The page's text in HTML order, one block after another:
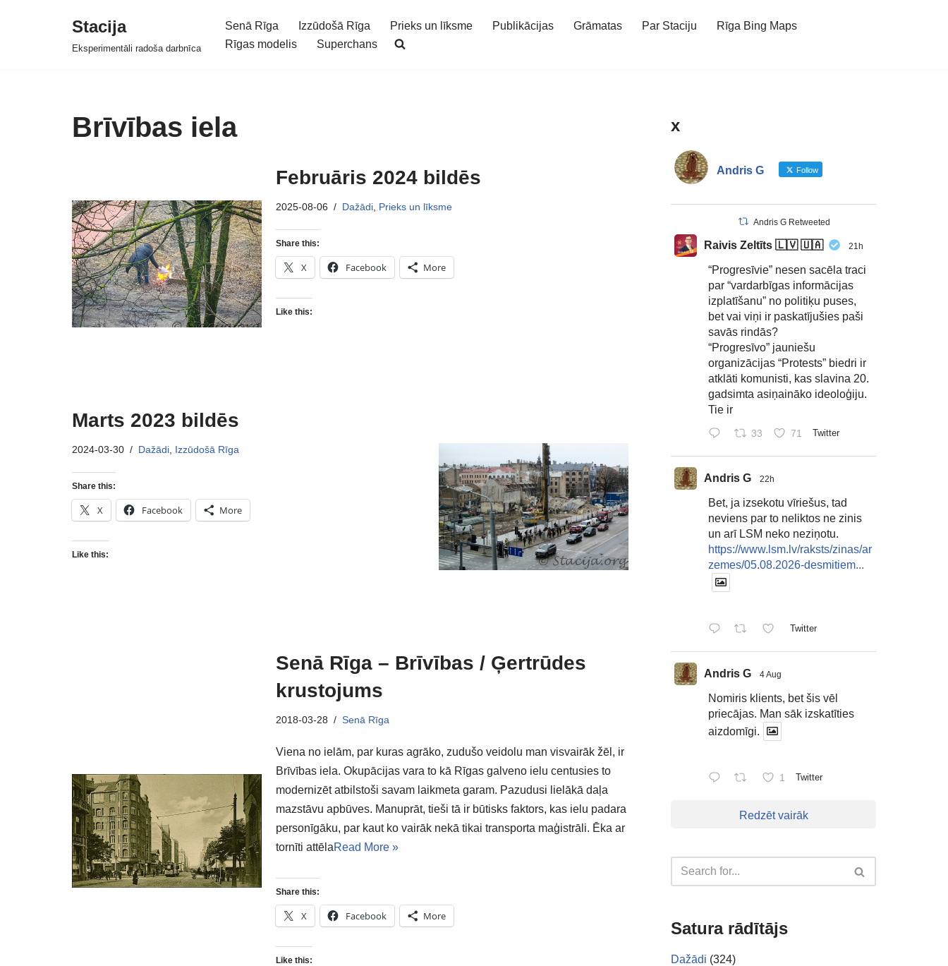
Stacija
Eksperimentāli radoša darbnīca
Senā Rīga Izzūdošā Rīga Prieks un līksme Publikācijas Grāmatas Par Staciju
Rīga Bing Maps
Rīgas modelis
Superchans
Brīvības iela
Februāris 2024 bildēs
2025-08-06 Dažādi Prieks un līksme
Share this:
X Facebook More
Like this:
Marts 2023 bildēs
2024-03-30 Dažādi Izzūdošā Rīga
Share this:
X Facebook More
Like this:
Senā Rīga – Brīvības / Ģertrūdes
krustojums
2018-03-28 Senā Rīga
Viena no ielām, par kuras agrāko, zudušo veidolu man visvairāk žēl, ir
Brīvības iela. Okupācijas vara to kā Rīgas galveno ielu centusies to
modernizēt atbilstoši savam laikmeta garam. Pazudusi lielākā daļa
mazstāvu apbūves. Manuprāt, tieši tā ir būtisks faktors, kas ielu padara
personīgāku, par kaut ko vairāk nekā tikai transporta maģistrāli. Ēka ar
tornīti attēlaRead More »
Share this:
X Facebook More
Like this:
x
Andris G Follow
Andris G Retweeted
Raivis Zeltīts 🇱🇻 🇺🇦 21h
“Progresīvie” nesen sacēla traci
par “vardarbīgas informācijas
izplatīšanu” no politiķu puses,
bet vai viņi ir paskatījušies paši
savās rindās?
“Progresīvo” jauniešu
organizācijas “Protests” biedri ir
atklāti komunisti, kas slavina 20.
gadsimta asiņaināko ideoloģiju.
Tie ir
33 71 Twitter
Andris G 22h
Bet, ja izsekotu vīriešus, tad
neviens par to neliktos ne zinis
un arī LSM neko neziņotu.
https://www.lsm.lv/raksts/zinas/ar
zemes/05.08.2026-desmitiem...
Twitter
Andris G 4 Aug
Nomiris klients, bet šis vēl
priecājas. Man sāk izskatīties
aizdomīgi.
1 Twitter
Redzēt vairāk
Satura rādītājs
Dažādi (324)